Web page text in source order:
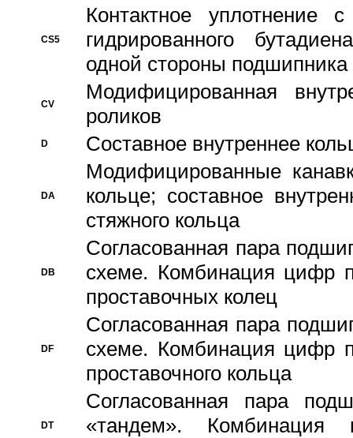
CS5
Контактное уплотнение
гидрированного
одной стороны подшипника
CV
Модифицированная
роликов
D Составное внутреннее
DA
Модифицированные
кольце; составное
стяжного кольца
DB
Согласованная пара
схеме. Комбинация цифр
проставочных колец
DF
Согласованная пара
схеме. Комбинация цифр
проставочного кольца
DT
Согласованная пара
«тандем».